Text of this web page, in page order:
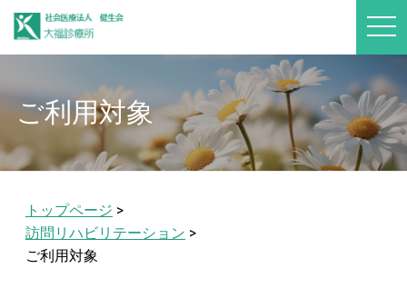
t
o
l
n
a
v
i
g
a
ご利用対象
トップページ >
訪問リハビリテーション >
ご利用対象